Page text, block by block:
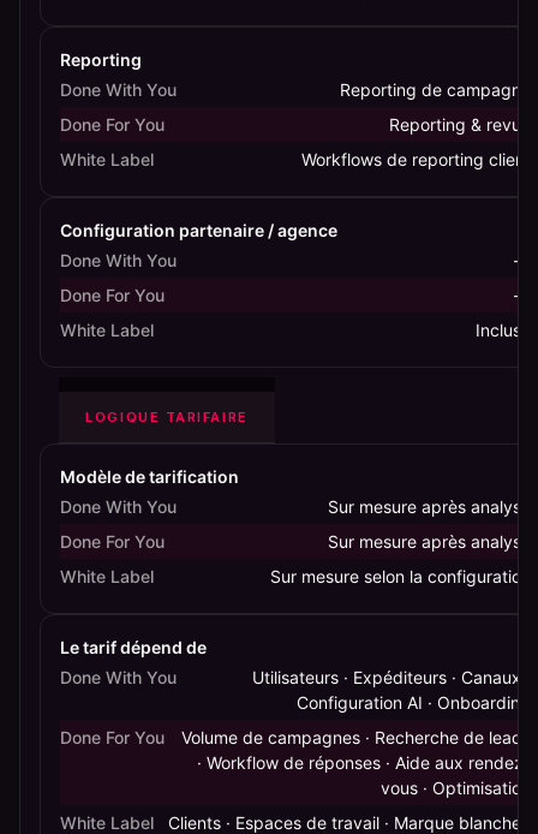
Reporting
Done With You
Reporting de campagne
Done For You
Reporting & revue
White Label
Workflows de reporting client
Configuration partenaire / agence
Done With You
—
Done For You
—
White Label
Incluse
LOGIQUE TARIFAIRE
Modèle de tarification
Done With You
Sur mesure après analyse
Done For You
Sur mesure après analyse
White Label
Sur mesure selon la configuration
Le tarif dépend de
Done With You
Utilisateurs · Expéditeurs · Canaux ·
Configuration AI · Onboarding
Done For You
Volume de campagnes · Recherche de leads
· Workflow de réponses · Aide aux rendez-
vous · Optimisation
White Label
Clients · Espaces de travail · Marque blanche ·